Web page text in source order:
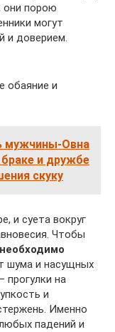
они порою
могут
и доверием.
обаяние и
мужчины-Овна
и дружбе
скуку
и суета вокруг
Чтобы
шума и насущных
прогулки на
и
Именно
падений и